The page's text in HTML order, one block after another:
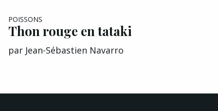
POISSONS
Thon rouge en tataki
par Jean-Sébastien Navarro